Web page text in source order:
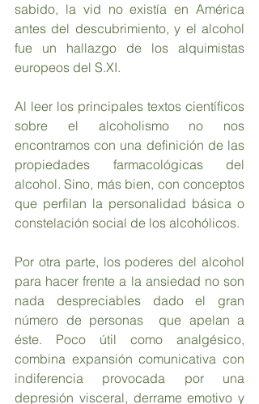
sabido, la vid no existía en América
antes del descubrimiento, y el alcohol
fue un hallazgo de los alquimistas
europeos del S.XI.
Al leer los principales textos científicos
sobre el alcoholismo no nos
encontramos con una definición de las
propiedades farmacológicas del
alcohol. Sino, más bien, con conceptos
que perfilan la personalidad básica o
constelación social de los alcohólicos.
Por otra parte, los poderes del alcohol
para hacer frente a la ansiedad no son
nada despreciables dado el gran
número de personas  que apelan a
éste. Poco útil como analgésico,
combina expansión comunicativa con
indiferencia provocada por una
depresión visceral, derrame emotivo y